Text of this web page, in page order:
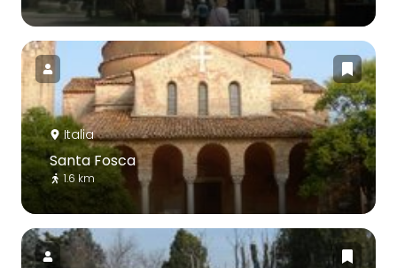
Italia
Santa Fosca
1.6 km